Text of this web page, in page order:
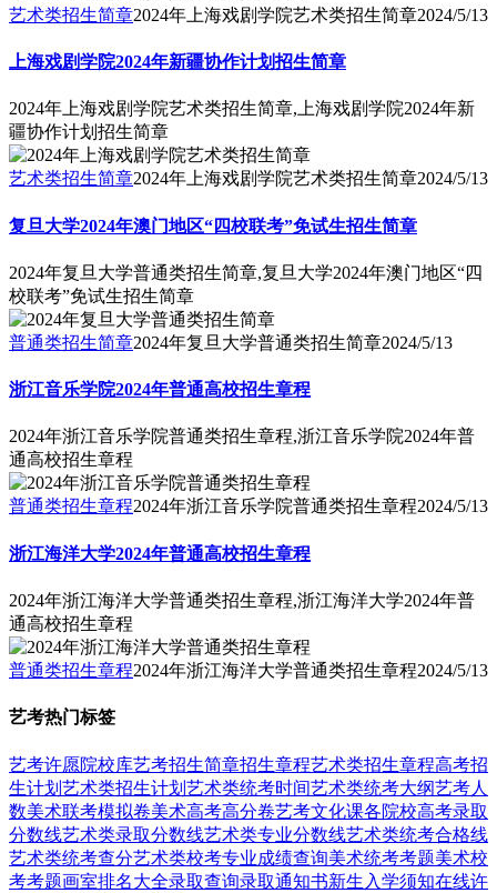
艺术类招生简章2024年上海戏剧学院艺术类招生简章2024/5/13
上海戏剧学院2024年新疆协作计划招生简章
2024年上海戏剧学院艺术类招生简章,上海戏剧学院2024年新
疆协作计划招生简章
艺术类招生简章2024年上海戏剧学院艺术类招生简章2024/5/13
复旦大学2024年澳门地区“四校联考”免试生招生简章
2024年复旦大学普通类招生简章,复旦大学2024年澳门地区“四
校联考”免试生招生简章
普通类招生简章2024年复旦大学普通类招生简章2024/5/13
浙江音乐学院2024年普通高校招生章程
2024年浙江音乐学院普通类招生章程,浙江音乐学院2024年普
通高校招生章程
普通类招生章程2024年浙江音乐学院普通类招生章程2024/5/13
浙江海洋大学2024年普通高校招生章程
2024年浙江海洋大学普通类招生章程,浙江海洋大学2024年普
通高校招生章程
普通类招生章程2024年浙江海洋大学普通类招生章程2024/5/13
艺考热门标签
艺考许愿院校库艺考招生简章招生章程艺术类招生章程高考招
生计划 艺术类招生计划 艺术类统考时间艺术类统考大纲艺考人
数美术联考模拟卷美术高考高分卷艺考文化课各院校高考录取
分数线艺术类录取分数线艺术类专业分数线艺术类统考合格线
艺术类统考查分艺术类校考专业成绩查询美术统考考题美术校
考考题画室排名大全录取查询录取通知书新生入学须知在线许